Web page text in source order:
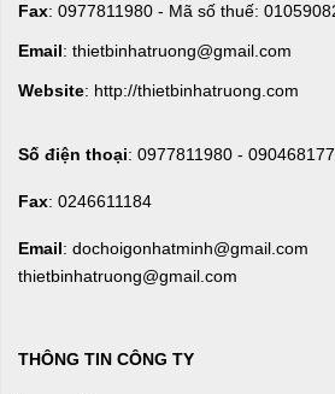
Fax: 0977811980 - Mã số thuế:
Email: thietbinhatruong@gmail.com
Website: http://thietbinhatruong.com
Số điện thoại: 0977811980 -
Fax: 0246611184
Email: dochoigonhatminh@gmail.com
thietbinhatruong@gmail.com
THÔNG TIN CÔNG TY